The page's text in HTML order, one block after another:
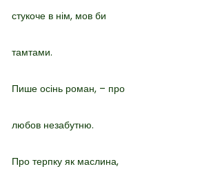
стукоче в нім, мов би
тамтами.
Пише осінь роман, – про
любов незабутню.
Про терпку як маслина,